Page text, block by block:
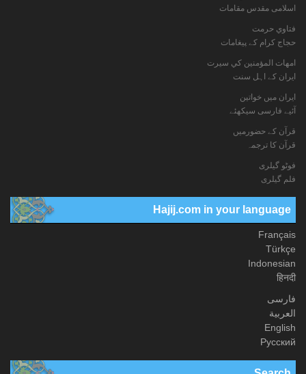
اسلامی مقدس مقامات
فتاوي حرمت
حجاج کرام کے پیغامات
امهات المؤمنين كي سيرت
ایران کے اہل سنت
ایران میں خواتین
آئیے فارسی سیکھئے
قرآن کے حضورمیں
قرآن کا ترجمہ
فوٹو گيلری
فلم گیلری
Hajij.com in your language
Français
Türkçe
Indonesian
हिनदी
فارسی
العربیة
English
Русский